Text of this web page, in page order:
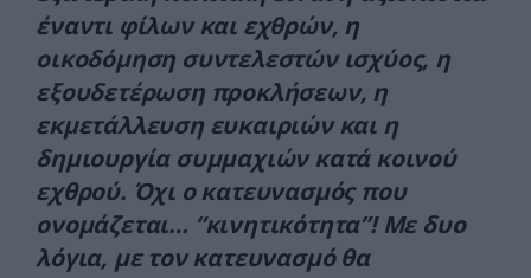
έναντι φίλων και εχθρών, η
οικοδόμηση συντελεστών ισχύος, η
εξουδετέρωση προκλήσεων, η
εκμετάλλευση ευκαιριών και η
δημιουργία συμμαχιών κατά κοινού
εχθρού. Όχι ο κατευνασμός που
ονομάζεται… “κινητικότητα”! Με δυο
λόγια, με τον κατευνασμό θα